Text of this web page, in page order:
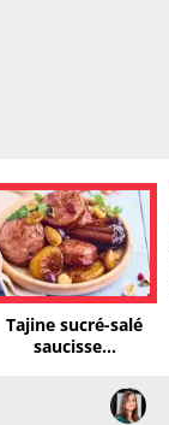
Tajine sucré-salé
saucisse...